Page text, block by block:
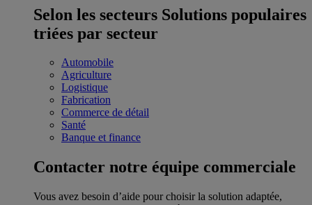
Selon les secteurs Solutions populaires
triées par secteur
Automobile
Agriculture
Logistique
Fabrication
Commerce de détail
Santé
Banque et finance
Contacter notre équipe commerciale
Vous avez besoin d’aide pour choisir la solution adaptée,